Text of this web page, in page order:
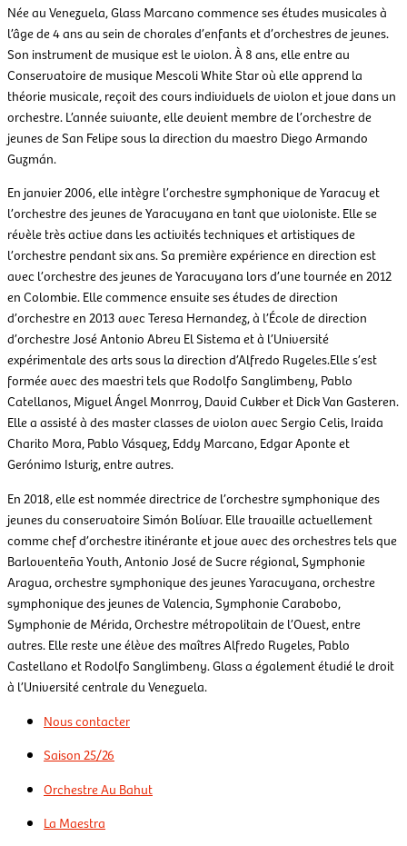
Née au Venezuela, Glass Marcano commence ses études musicales à
l’âge de 4 ans au sein de chorales d’enfants et d’orchestres de jeunes.
Son instrument de musique est le violon. À 8 ans, elle entre au
Conservatoire de musique Mescoli White Star où elle apprend la
théorie musicale, reçoit des cours individuels de violon et joue dans un
orchestre. L’année suivante, elle devient membre de l’orchestre de
jeunes de San Felipe sous la direction du maestro Diego Armando
Guzmán.
En janvier 2006, elle intègre l’orchestre symphonique de Yaracuy et
l’orchestre des jeunes de Yaracuyana en tant que violoniste. Elle se
révèle très active dans les activités techniques et artistiques de
l’orchestre pendant six ans. Sa première expérience en direction est
avec l’orchestre des jeunes de Yaracuyana lors d’une tournée en 2012
en Colombie. Elle commence ensuite ses études de direction
d’orchestre en 2013 avec Teresa Hernandez, à l’École de direction
d’orchestre José Antonio Abreu El Sistema et à l’Université
expérimentale des arts sous la direction d’Alfredo Rugeles.Elle s’est
formée avec des maestri tels que Rodolfo Sanglimbeny, Pablo
Catellanos, Miguel Ángel Monrroy, David Cukber et Dick Van Gasteren.
Elle a assisté à des master classes de violon avec Sergio Celis, Iraida
Charito Mora, Pablo Vásquez, Eddy Marcano, Edgar Aponte et
Gerónimo Isturiz, entre autres.
En 2018, elle est nommée directrice de l’orchestre symphonique des
jeunes du conservatoire Simón Bolívar. Elle travaille actuellement
comme chef d’orchestre itinérante et joue avec des orchestres tels que
Barloventeña Youth, Antonio José de Sucre régional, Symphonie
Aragua, orchestre symphonique des jeunes Yaracuyana, orchestre
symphonique des jeunes de Valencia, Symphonie Carabobo,
Symphonie de Mérida, Orchestre métropolitain de l’Ouest, entre
autres. Elle reste une élève des maîtres Alfredo Rugeles, Pablo
Castellano et Rodolfo Sanglimbeny. Glass a également étudié le droit
à l’Université centrale du Venezuela.
Nous contacter
Saison 25/26
Orchestre Au Bahut
La Maestra